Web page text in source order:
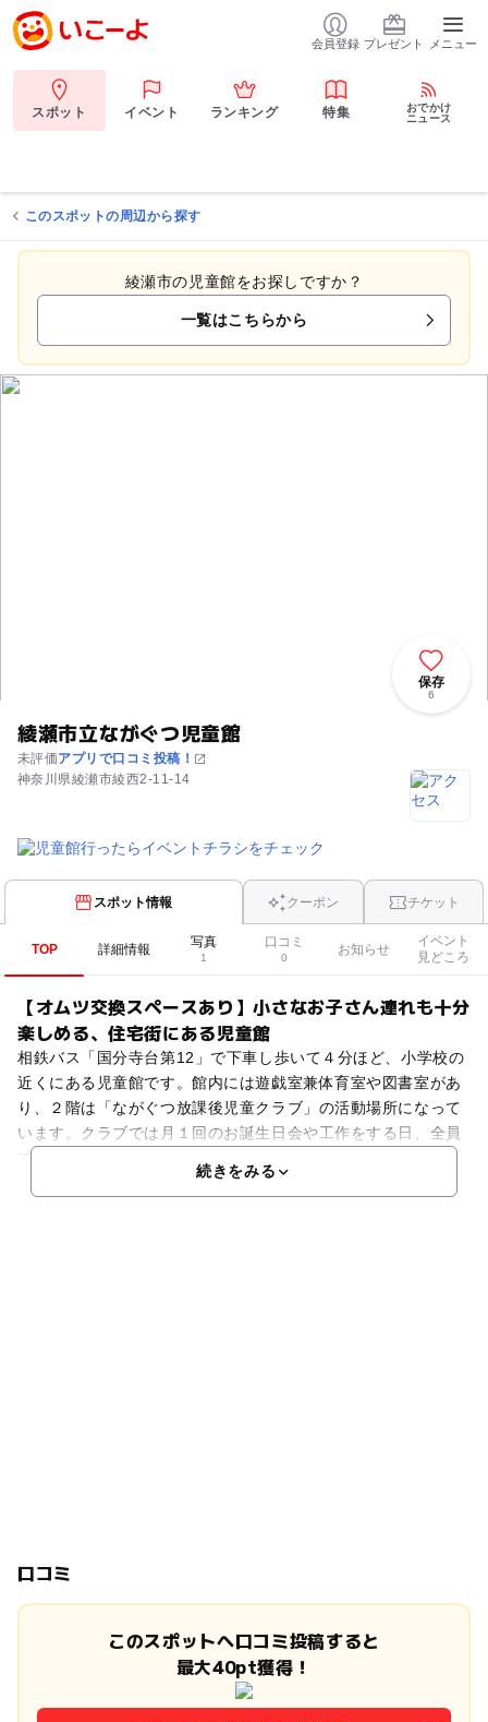
会員登録 プレゼント メニュー
スポット イベント ランキング 特集
おでかけ
ニュース
このスポットの周辺から探す
綾瀬市の児童館をお探しですか？
一覧はこちらから
綾瀬市立ながぐつ児童館
未評価アプリで口コミ投稿！
神奈川県綾瀬市綾西2-11-14
保存
6
スポット情報 クーポン チケット
TOP 詳細情報 写真
1
口コミ
0
お知らせ
イベント
見どころ
【オムツ交換スペースあり】小さなお子さん連れも十分
楽しめる、住宅街にある児童館
相鉄バス「国分寺台第12」で下車し歩いて４分ほど、小学校の
近くにある児童館です。館内には遊戯室兼体育室や図書室があ
り、２階は「ながぐつ放課後児童クラブ」の活動場所になって
います。クラブでは月１回のお誕生日会や工作をする日、全員
で遊ぶ日を設けていて、たくさんの子どもたちが参加してい
続きをみる
口コミ
このスポットへ口コミ投稿すると
最大40pt獲得！